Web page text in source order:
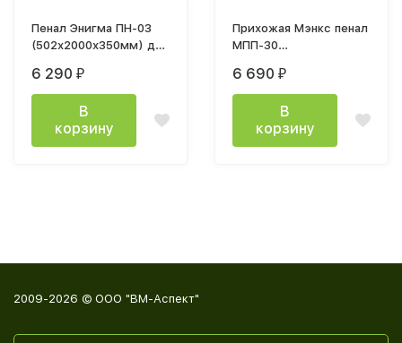
Пенал Энигма ПН-03
(502х2000х350мм) дуб
каньон
6 290 ₽
В
корзину
Прихожая Мэнкс пенал
МПП-30
лдсп белый
6 690 ₽
В
корзину
2009-2026 © ООО "ВМ-Аспект"